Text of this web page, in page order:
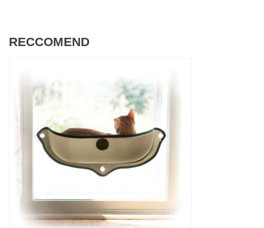
RECCOMEND